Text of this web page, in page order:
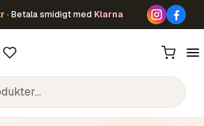
· Betala smidigt med Klarna